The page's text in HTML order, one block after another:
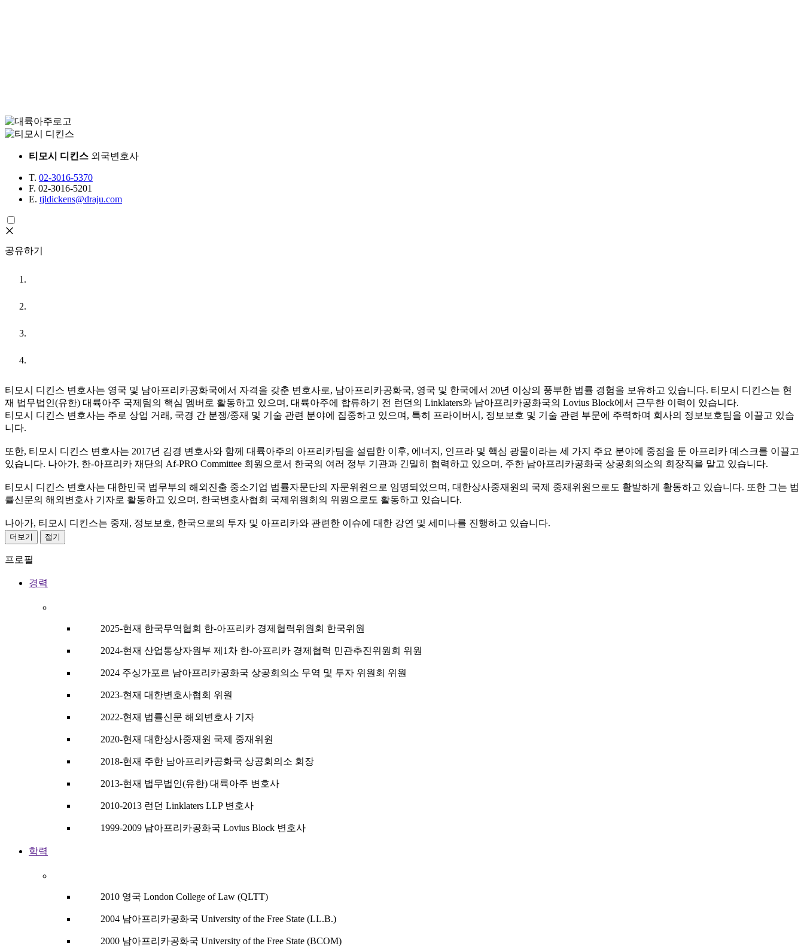
티모시 디킨스 외국변호사
T. 02-3016-5370
F. 02-3016-5201
E. tjldickens@draju.com
공유하기
티모시 디킨스 변호사는 영국 및 남아프리카공화국에서 자격을 갖춘 변호사로, 남아프리카공화국, 영국 및 한국에서 20년 이상의 풍부한 법률 경험을 보유하고 있습니다. 티모시 디킨스는 현
재 법무법인(유한) 대륙아주 국제팀의 핵심 멤버로 활동하고 있으며, 대륙아주에 합류하기 전 런던의 Linklaters와 남아프리카공화국의 Lovius Block에서 근무한 이력이 있습니다.
티모시 디킨스 변호사는 주로 상업 거래, 국경 간 분쟁/중재 및 기술 관련 분야에 집중하고 있으며, 특히 프라이버시, 정보보호 및 기술 관련 부문에 주력하며 회사의 정보보호팀을 이끌고 있습
니다.
또한, 티모시 디킨스 변호사는 2017년 김경 변호사와 함께 대륙아주의 아프리카팀을 설립한 이후, 에너지, 인프라 및 핵심 광물이라는 세 가지 주요 분야에 중점을 둔 아프리카 데스크를 이끌고
있습니다. 나아가, 한-아프리카 재단의 Af-PRO Committee 회원으로서 한국의 여러 정부 기관과 긴밀히 협력하고 있으며, 주한 남아프리카공화국 상공회의소의 회장직을 맡고 있습니다.
티모시 디킨스 변호사는 대한민국 법무부의 해외진출 중소기업 법률자문단의 자문위원으로 임명되었으며, 대한상사중재원의 국제 중재위원으로도 활발하게 활동하고 있습니다. 또한 그는 법
률신문의 해외변호사 기자로 활동하고 있으며, 한국변호사협회 국제위원회의 위원으로도 활동하고 있습니다.
나아가, 티모시 디킨스는 중재, 정보보호, 한국으로의 투자 및 아프리카와 관련한 이슈에 대한 강연 및 세미나를 진행하고 있습니다.
더보기 접기
프로필
경력
2025-현재 한국무역협회 한-아프리카 경제협력위원회 한국위원
2024-현재 산업통상자원부 제1차 한-아프리카 경제협력 민관추진위원회 위원
2024 주싱가포르 남아프리카공화국 상공회의소 무역 및 투자 위원회 위원
2023-현재 대한변호사협회 위원
2022-현재 법률신문 해외변호사 기자
2020-현재 대한상사중재원 국제 중재위원
2018-현재 주한 남아프리카공화국 상공회의소 회장
2013-현재 법무법인(유한) 대륙아주 변호사
2010-2013 런던 Linklaters LLP 변호사
1999-2009 남아프리카공화국 Lovius Block 변호사
학력
2010 영국 London College of Law (QLTT)
2004 남아프리카공화국 University of the Free State (LL.B.)
2000 남아프리카공화국 University of the Free State (BCOM)